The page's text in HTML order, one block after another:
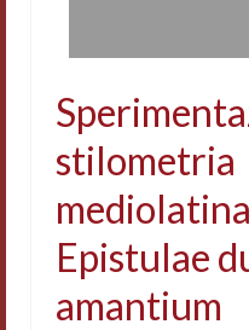
stilometria
Epistulae
amantium